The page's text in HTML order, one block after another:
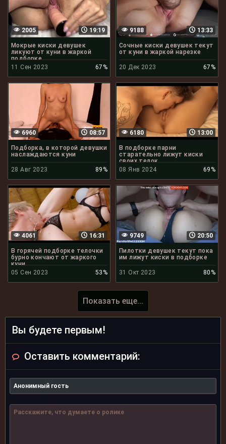
19:19
2005
Мокрые киски девушек
ликуют от куни в жаркой
подборке
11 Сен 2023
67%
13:33
9188
Сочные киски девушек текут
от куни в жаркой нарезке
20 Дек 2023 67%
08:57
6960
Подборка, в которой девушки
наслаждаются куни
28 Авг 2023 89%
13:00
6180
В подборке парни
старательно лижут киски
своих телок
08 Янв 2024
69%
16:31
4061
В горячей подборке телочки
бурно кончают от жаркого
куни
05 Сен 2023
53%
20:50
9749
Пилотки девушек текут пока
им лижут киски в подборке
31 Окт 2023 80%
Показать еще...
Вы будете первым!
Оставить комментарий: